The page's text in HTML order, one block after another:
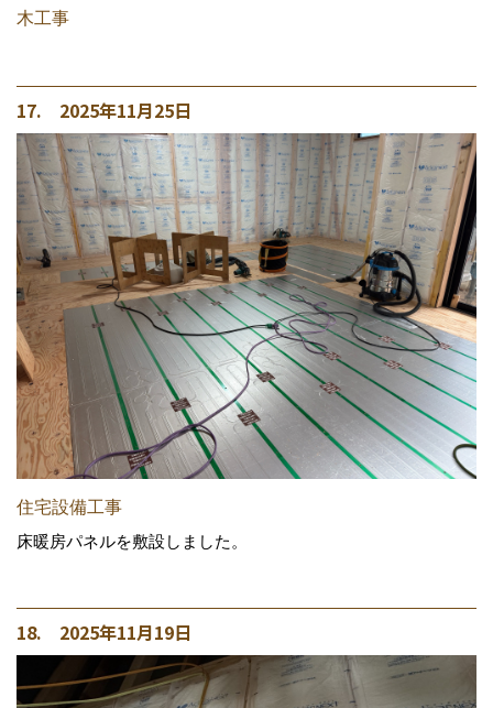
木工事
17. 2025年11月25日
住宅設備工事
床暖房パネルを敷設しました。
18. 2025年11月19日